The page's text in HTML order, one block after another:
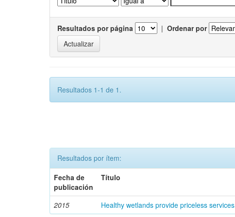
Resultados por página | Ordenar por
Resultados 1-1 de 1.
Resultados por ítem:
Fecha de
publicación
Título
2015 Healthy wetlands provide priceless services